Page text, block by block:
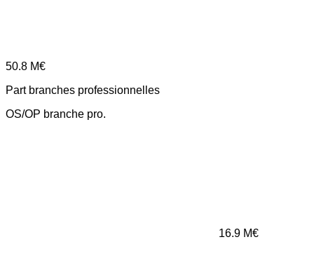
50.8 M€
Part branches professionnelles
OS/OP branche pro.
16.9 M€